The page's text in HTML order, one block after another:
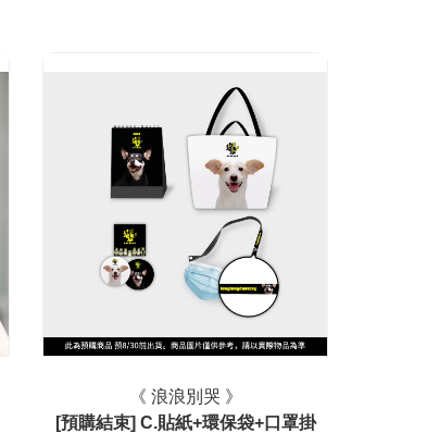
《 浪浪別哭 》
[預購結束] C.貼紙+環保袋+口罩掛